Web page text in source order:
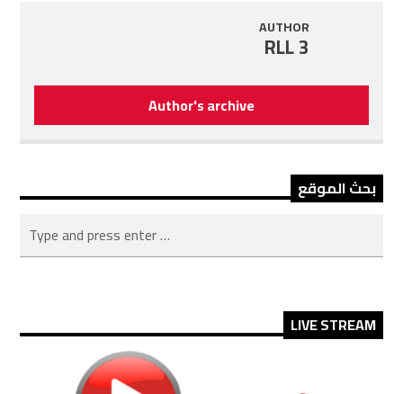
AUTHOR
RLL 3
Author's archive
بحث الموقع
LIVE STREAM